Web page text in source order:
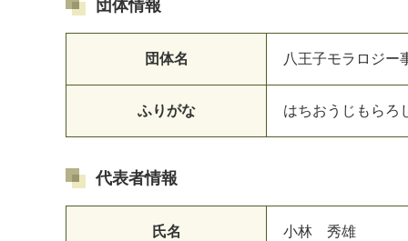
団体情報
団体名 八王子モラロジー
ふりがな はちおうじもらろ
代表者情報
氏名 小林 秀雄
マイメディア検索